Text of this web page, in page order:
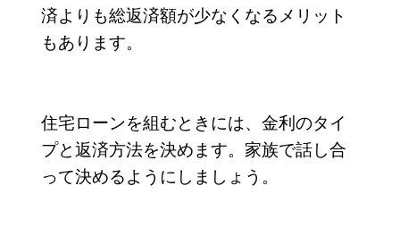
済よりも総返済額が少なくなるメリット
もあります。
住宅ローンを組むときには、金利のタイ
プと返済方法を決めます。家族で話し合
って決めるようにしましょう。